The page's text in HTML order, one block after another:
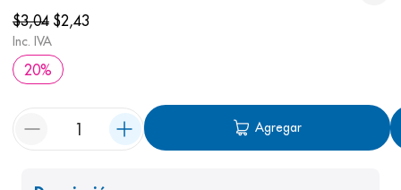
$3,04 $2,43
Inc. IVA
20%
Agregar
2. pañales
3.
4. cerave
6. bioderma